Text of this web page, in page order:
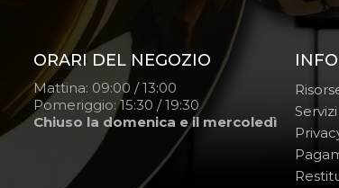
ORARI DEL NEGOZIO
Mattina: 09:00 / 13:00
Pomeriggio: 15:30 / 19:30
Chiuso la domenica e il mercoledì
Servizi